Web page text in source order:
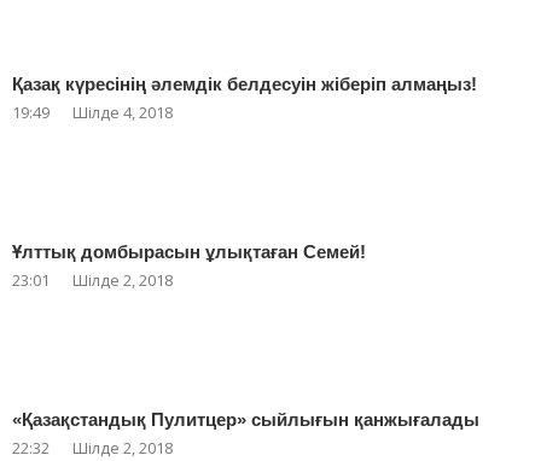
Қазақ күресінің әлемдік белдесуін жіберіп алмаңыз!
19:49 Шілде 4, 2018
Ұлттық домбырасын ұлықтаған Семей!
23:01 Шілде 2, 2018
«Қазақстандық Пулитцер» сыйлығын қанжығалады
22:32 Шілде 2, 2018